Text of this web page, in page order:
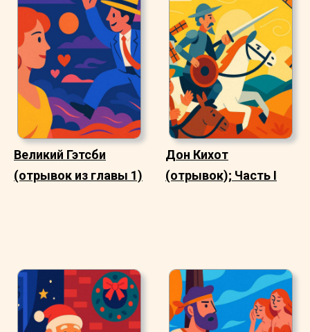
Великий Гэтсби
(отрывок из главы 1)
Дон Кихот
(отрывок); Часть I